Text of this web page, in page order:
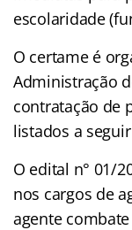
escolaridade
O certame é
Administração
contratação de
listados a seguir
O edital n° 01/
nos cargos de
agente